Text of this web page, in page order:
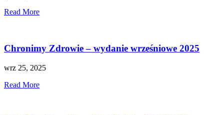
Read More
Chronimy Zdrowie – wydanie wrześniowe 2025
wrz 25, 2025
Read More